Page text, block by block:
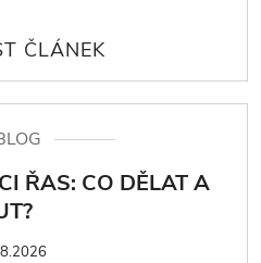
ŘAS: CO DĚLAT A